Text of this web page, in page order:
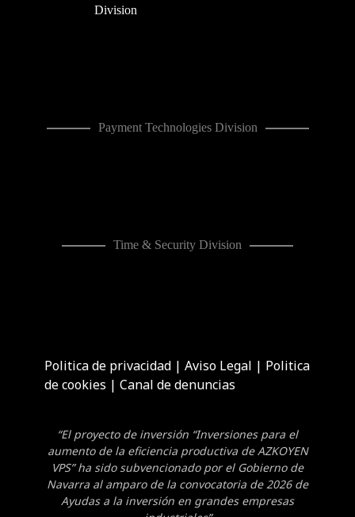
Division
Payment Technologies Division
Time & Security Division
Politica de privacidad |Aviso Legal | Politica
de cookies |Canal de denuncias
“El proyecto de inversión “Inversiones para el
aumento de la eficiencia productiva de AZKOYEN
VPS” ha sido subvencionado por el Gobierno de
Navarra al amparo de la convocatoria de 2026 de
Ayudas a la inversión en grandes empresas